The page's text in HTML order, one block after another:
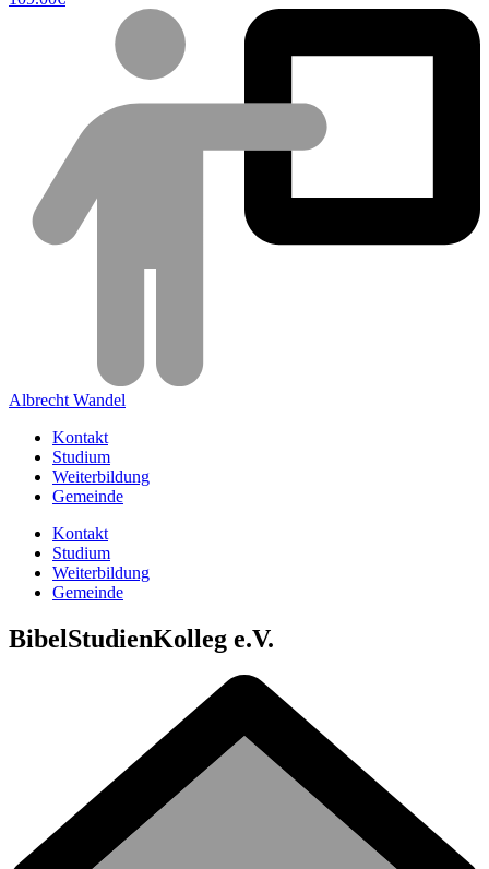
Albrecht Wandel
Kontakt
Studium
Weiterbildung
Gemeinde
Kontakt
Studium
Weiterbildung
Gemeinde
BibelStudienKolleg e.V.